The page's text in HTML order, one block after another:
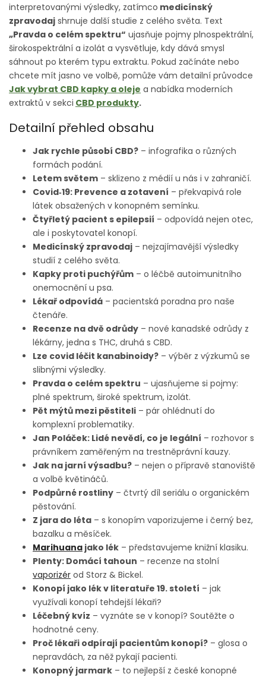
interpretovanými výsledky, zatímco medicínský
zpravodaj shrnuje další studie z celého světa. Text
„Pravda o celém spektru“ ujasňuje pojmy plnospektrální,
širokospektrální a izolát a vysvětluje, kdy dává smysl
sáhnout po kterém typu extraktu. Pokud začínáte nebo
chcete mít jasno ve volbě, pomůže vám detailní průvodce
Jak vybrat CBD kapky a oleje a nabídka moderních
extraktů v sekci CBD produkty.
Detailní přehled obsahu
Jak rychle působí CBD? – infografika o různých
formách podání.
Letem světem – sklizeno z médií u nás i v zahraničí.
Covid‑19: Prevence a zotavení – překvapivá role
látek obsažených v konopném semínku.
Čtyřletý pacient s epilepsií – odpovídá nejen otec,
ale i poskytovatel konopí.
Medicínský zpravodaj – nejzajímavější výsledky
studií z celého světa.
Kapky proti puchýřům – o léčbě autoimunitního
onemocnění u psa.
Lékař odpovídá – pacientská poradna pro naše
čtenáře.
Recenze na dvě odrůdy – nové kanadské odrůdy z
lékárny, jedna s THC, druhá s CBD.
Lze covid léčit kanabinoidy? – výběr z výzkumů se
slibnými výsledky.
Pravda o celém spektru – ujasňujeme si pojmy:
plné spektrum, široké spektrum, izolát.
Pět mýtů mezi pěstiteli – pár ohlédnutí do
komplexní problematiky.
Jan Poláček: Lidé nevědí, co je legální – rozhovor s
právníkem zaměřeným na trestněprávní kauzy.
Jak na jarní výsadbu? – nejen o přípravě stanoviště
a volbě květináčů.
Podpůrné rostliny – čtvrtý díl seriálu o organickém
pěstování.
Z jara do léta – s konopím vaporizujeme i černý bez,
bazalku a měsíček.
Marihuana jako lék – představujeme knižní klasiku.
Plenty: Domácí tahoun – recenze na stolní
vaporizér od Storz & Bickel.
Konopí jako lék v literatuře 19. století – jak
využívali konopí tehdejší lékaři?
Léčebný kvíz – vyznáte se v konopí? Soutěžte o
hodnotné ceny.
Proč lékaři odpírají pacientům konopí? – glosa o
nepravdách, za něž pykají pacienti.
Konopný jarmark – to nejlepší z české konopné